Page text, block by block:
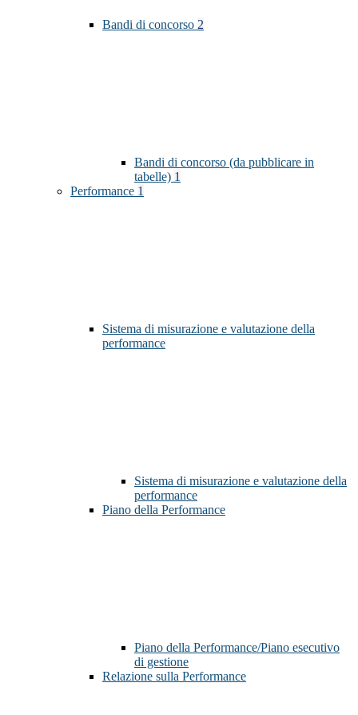
Bandi di concorso 2
Bandi di concorso (da pubblicare in
tabelle) 1
Performance 1
Sistema di misurazione e valutazione della
performance
Sistema di misurazione e valutazione della
performance
Piano della Performance
Piano della Performance/Piano esecutivo
di gestione
Relazione sulla Performance